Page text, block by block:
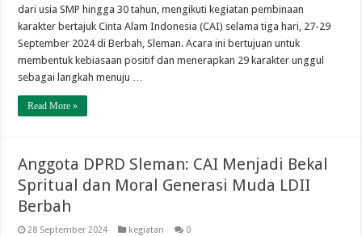
dari usia SMP hingga 30 tahun, mengikuti kegiatan pembinaan
karakter bertajuk Cinta Alam Indonesia (CAI) selama tiga hari, 27-29
September 2024 di Berbah, Sleman. Acara ini bertujuan untuk
membentuk kebiasaan positif dan menerapkan 29 karakter unggul
sebagai langkah menuju …
Read More »
Anggota DPRD Sleman: CAI Menjadi Bekal
Spritual dan Moral Generasi Muda LDII
Berbah
28 September 2024 kegiatan 0